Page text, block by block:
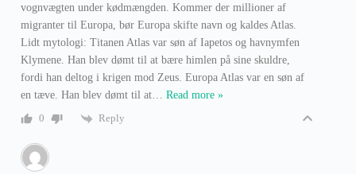
vognvægten under kødmængden. Kommer der millioner af
migranter til Europa, bør Europa skifte navn og kaldes Atlas.
Lidt mytologi: Titanen Atlas var søn af Iapetos og havnymfen
Klymene. Han blev dømt til at bære himlen på sine skuldre,
fordi han deltog i krigen mod Zeus. Europa Atlas var en søn af
en tæve. Han blev dømt til at
Read more »
0
Reply